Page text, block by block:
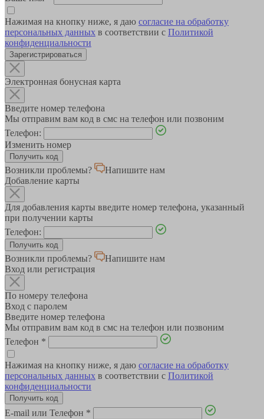
Нажимая на кнопку ниже, я даю согласие на обработку
персональных данных в соответствии с Политикой
конфиденциальности
Зарегистрироваться
Электронная бонусная карта
Введите номер телефона
Мы отправим вам код в смс на телефон или позвоним
Телефон:
Изменить номер
Возникли проблемы?
Напишите нам
Добавление карты
Для добавления карты введите номер телефона, указанный
при получении карты
Телефон:
Возникли проблемы?
Напишите нам
Вход или регистрация
По номеру телефона
Вход с паролем
Введите номер телефона
Мы отправим вам код в смс на телефон или позвоним
Телефон *
Нажимая на кнопку ниже, я даю согласие на обработку
персональных данных в соответствии с Политикой
конфиденциальности
E-mail или Телефон *